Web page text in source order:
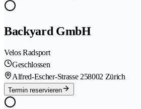
Backyard GmbH
Velos Radsport
Geschlossen
Alfred-Escher-Strasse 258002 Zürich
Termin reservieren